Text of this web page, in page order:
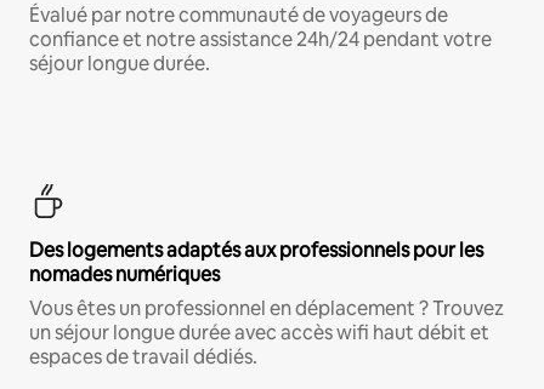
Évalué par notre communauté de voyageurs de
confiance et notre assistance 24h/24 pendant votre
séjour longue durée.
Des logements adaptés aux professionnels pour les
nomades numériques
Vous êtes un professionnel en déplacement ? Trouvez
un séjour longue durée avec accès wifi haut débit et
espaces de travail dédiés.